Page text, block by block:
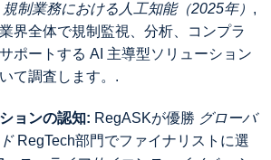
規制業務における人工知能（2025年） ,
界全体で規制監視、分析、コンプラ
ポートする AI 主導型ソリューション
て調査します。.
ョンの認知: RegASKが優勝 グローバ
RegTech部門でファイナリストに選